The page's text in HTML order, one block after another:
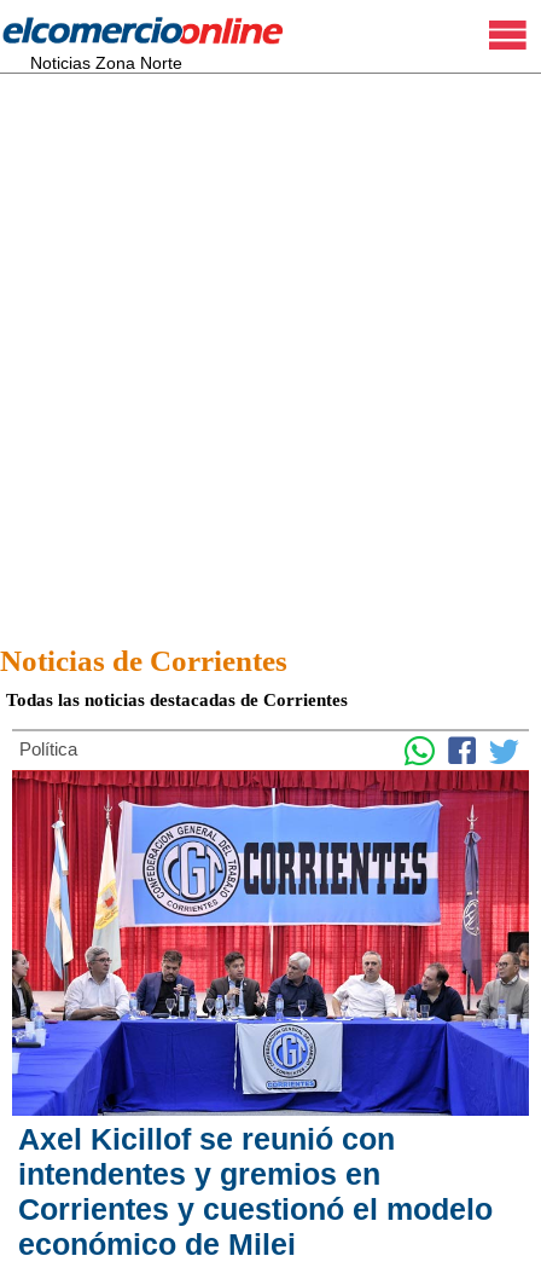
Noticias Zona Norte
Noticias de Corrientes
Todas las noticias destacadas de Corrientes
Política
Axel Kicillof se reunió con
intendentes y gremios en
Corrientes y cuestionó el modelo
económico de Milei